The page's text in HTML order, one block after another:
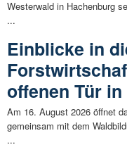
Westerwald in Hachenburg
...
Einblicke in
offenen Tür
Am 16. August 2026 öffnet
gemeinsam mit dem
...